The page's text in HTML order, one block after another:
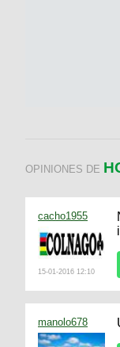
OPINIONES DE
cacho1955
15-01-2016 12:10
manolo678